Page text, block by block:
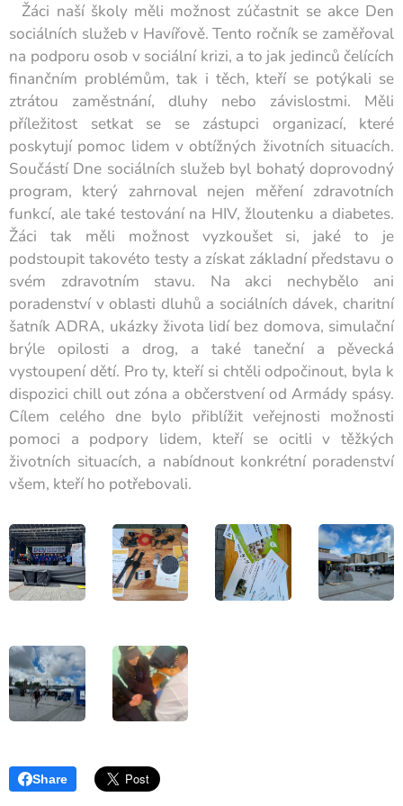
Žáci naší školy měli možnost zúčastnit se akce Den
sociálních služeb v Havířově. Tento ročník se zaměřoval
na podporu osob v sociální krizi, a to jak jedinců čelících
finančním problémům, tak i těch, kteří se potýkali se
ztrátou zaměstnání, dluhy nebo závislostmi. Měli
příležitost setkat se se zástupci organizací, které
poskytují pomoc lidem v obtížných životních situacích.
Součástí Dne sociálních služeb byl bohatý doprovodný
program, který zahrnoval nejen měření zdravotních
funkcí, ale také testování na HIV, žloutenku a diabetes.
Žáci tak měli možnost vyzkoušet si, jaké to je
podstoupit takovéto testy a získat základní představu o
svém zdravotním stavu. Na akci nechybělo ani
poradenství v oblasti dluhů a sociálních dávek, charitní
šatník ADRA, ukázky života lidí bez domova, simulační
brýle opilosti a drog, a také taneční a pěvecká
vystoupení dětí. Pro ty, kteří si chtěli odpočinout, byla k
dispozici chill out zóna a občerstvení od Armády spásy.
Cílem celého dne bylo přiblížit veřejnosti možnosti
pomoci a podpory lidem, kteří se ocitli v těžkých
životních situacích, a nabídnout konkrétní poradenství
všem, kteří ho potřebovali.
Share